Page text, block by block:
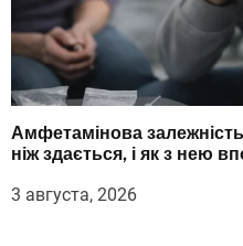
Амфетамінова
ніж здається, і як з нею
3 августа, 2026